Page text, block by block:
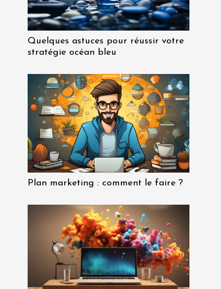
Quelques astuces pour réussir votre
stratégie océan bleu
Plan marketing : comment le faire ?